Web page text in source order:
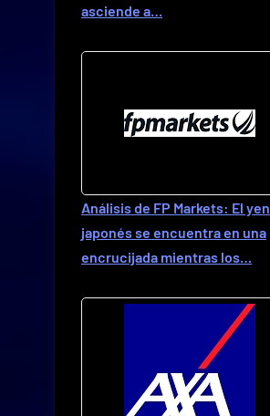
asciende a…
Análisis de FP Markets: El yen
japonés se encuentra en una
encrucijada mientras los…